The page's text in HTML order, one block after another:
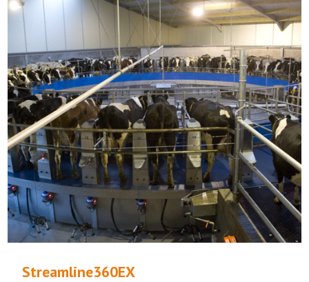
Streamline360EX